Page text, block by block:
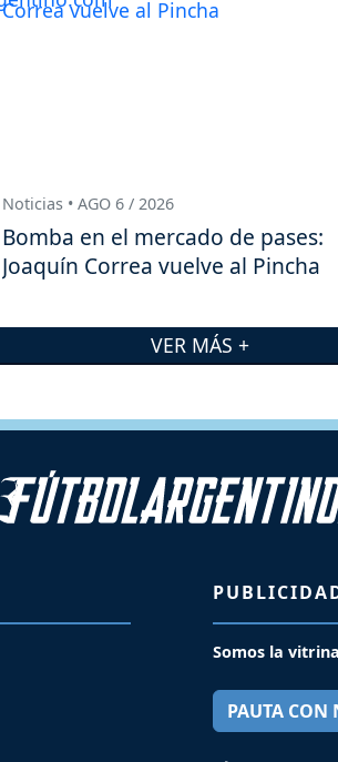
Noticias • AGO 6 / 2026
Bomba en el mercado de pases:
Joaquín Correa vuelve al Pincha
VER MÁS +
Somos la
PAUTA CON